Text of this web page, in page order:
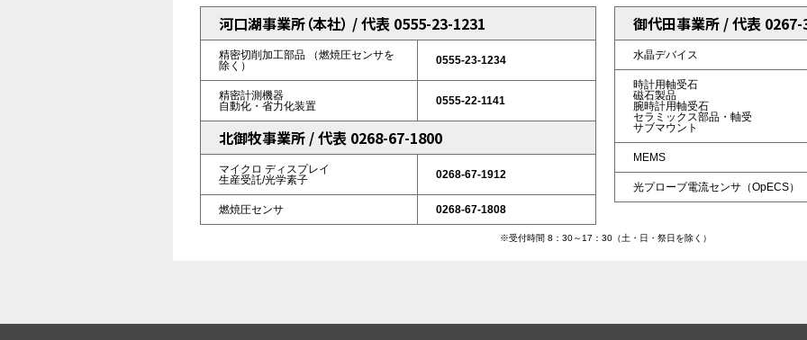
河口湖事業所（本社） / 代表 0555-23-1231
精密切削加工部品 （燃焼圧センサを
除く）
0555-23-1234
精密計測機器
自動化・省力化装置
0555-22-1141
北御牧事業所 / 代表 0268-67-1800
マイクロ ディスプレイ
生産受託/光学素子
0268-67-1912
燃焼圧センサ 0268-67-1808
御代田事業所 / 代表
水晶デバイス
時計用軸受石
磁石製品
腕時計用軸受石
セラミックス部品・軸受
サブマウント
MEMS
光プローブ電流センサ（OpECS）
※受付時間 8：30～17：30（土・日・祭日を除く）